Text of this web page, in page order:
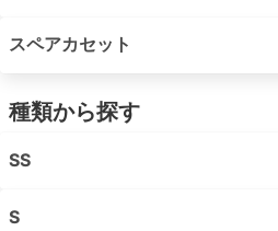
スペアカセット
種類から探す
SS
S